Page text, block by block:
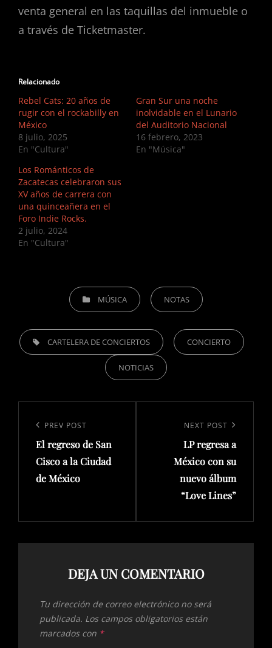
venta general en las taquillas del inmueble o
a través de Ticketmaster.
Relacionado
Rebel Cats: 20 años de
rugir con el rockabilly en
México
8 julio, 2025
En "Cultura"
Gran Sur una noche
inolvidable en el Lunario
del Auditorio Nacional
16 febrero, 2023
En "Música"
Los Románticos de
Zacatecas celebraron sus
XV años de carrera con
una quinceañera en el
Foro Indie Rocks.
2 julio, 2024
En "Cultura"
CATEGORIESMÚSICA NOTAS
TAGS, CARTELERA DE CONCIERTOS CONCIERTO
NOTICIAS
entradas
Previous
Post
PREV POST
El regreso de San
Cisco a la Ciudad
de México
NEXT POST
LP regresa a
México con su
nuevo álbum
“Love Lines”
DEJA UN COMENTARIO
Tu dirección de correo electrónico no será
publicada. Los campos obligatorios están
marcados con *